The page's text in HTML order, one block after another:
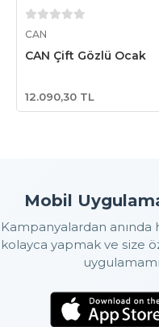
CAN
CAN Çift Gözlü Ocak
12.090,30 TL
Mobil
Kampanyalardan
kolayca yapmak ve size